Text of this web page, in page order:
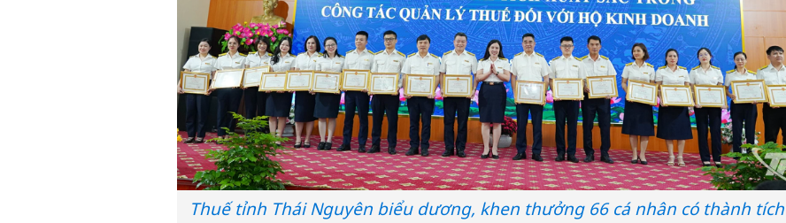
Thuế tỉnh Thái Nguyên biểu dương, khen thưởng 66 cá nhân có thành tích